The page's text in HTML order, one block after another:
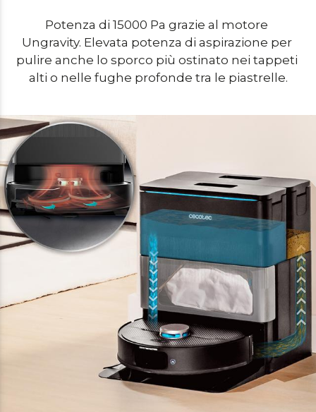
Potenza di 15000 Pa grazie al motore
Ungravity. Elevata potenza di aspirazione per
pulire anche lo sporco più ostinato nei tappeti
alti o nelle fughe profonde tra le piastrelle.